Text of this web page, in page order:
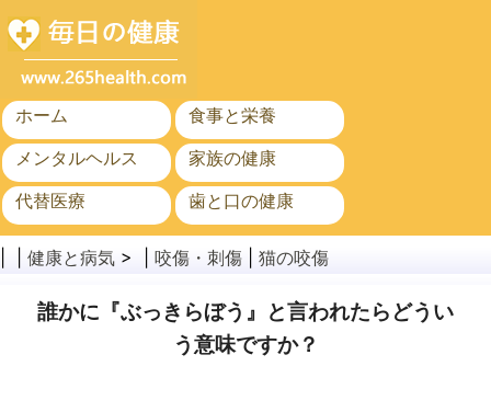
ホーム
食事と栄養
メンタルヘルス
家族の健康
代替医療
歯と口の健康
がん
公衆衛生
健康と病気 > | 咬傷・刺傷 猫の咬傷
誰かに『ぶっきらぼう』と言われたらどうい
う意味ですか？